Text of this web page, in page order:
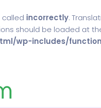
incorrectly.
should be loaded at
wp-includes/